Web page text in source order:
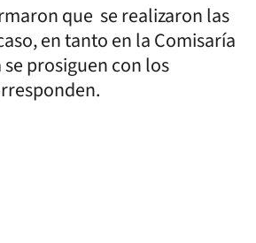
que se realizaron las
en tanto en la Comisaría
prosiguen con los